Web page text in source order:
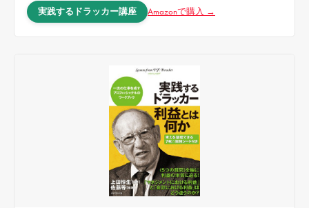
実践するドラッカー講座 Amazonで購入 →